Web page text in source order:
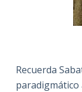
Recuerda
paradigmático